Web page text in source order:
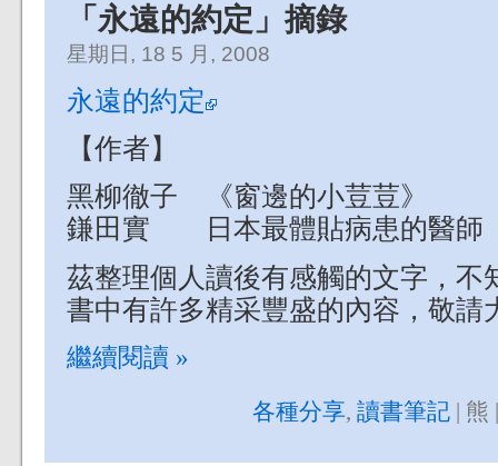
「永遠的約定」摘錄
星期日, 18 5 月, 2008
永遠的約定
【作者】
黑柳徹子 《窗邊的小荳荳》
鎌田實 日本最體貼病患的醫師
茲整理個人讀後有感觸的文字，不
書中有許多精采豐盛的內容，敬請
繼續閱讀 »
各種分享, 讀書筆記| 熊